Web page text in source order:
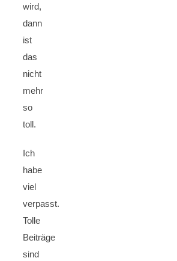
wird,
dann
ist
das
nicht
mehr
so
toll.
Ich
habe
viel
verpasst.
Tolle
Beiträge
sind